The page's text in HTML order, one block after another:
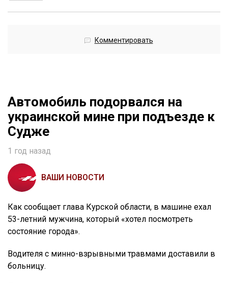
Комментировать
Автомобиль подорвался на
украинской мине при подъезде к
Судже
1 год назад
ВАШИ НОВОСТИ
Как сообщает глава Курской области, в машине ехал
53-летний мужчина, который «хотел посмотреть
состояние города».
Водителя с минно-взрывными травмами доставили в
больницу.